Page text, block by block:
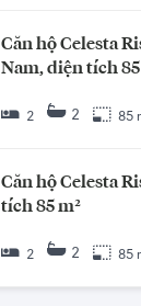
Căn hộ Celesta
Nam, diện tích 85
2 2 85
Căn hộ Celesta
tích 85 m²
2 2 85